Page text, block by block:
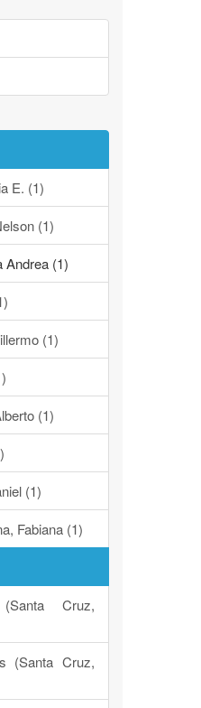
E. (1)
(1)
Andrea (1)
(1)
(1)
(1)
Fabiana (1)
Cruz,
(Santa Cruz,